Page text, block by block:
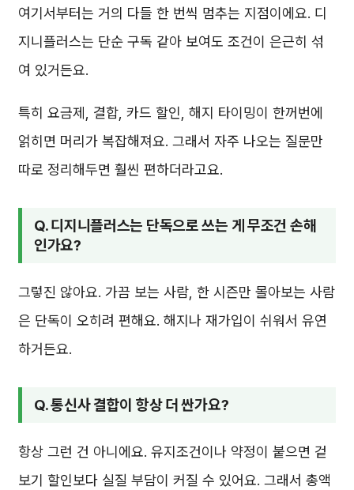
여기서부터는 거의 다들 한 번씩 멈추는 지점이에요. 디
지니플러스는 단순 구독 같아 보여도 조건이 은근히 섞
여 있거든요.
특히 요금제, 결합, 카드 할인, 해지 타이밍이 한꺼번에
얽히면 머리가 복잡해져요. 그래서 자주 나오는 질문만
따로 정리해두면 훨씬 편하더라고요.
Q. 디지니플러스는 단독으로 쓰는 게 무조건 손해
인가요?
그렇진 않아요. 가끔 보는 사람, 한 시즌만 몰아보는 사람
은 단독이 오히려 편해요. 해지나 재가입이 쉬워서 유연
하거든요.
Q. 통신사 결합이 항상 더 싼가요?
항상 그런 건 아니에요. 유지조건이나 약정이 붙으면 겉
보기 할인보다 실질 부담이 커질 수 있어요. 그래서 총액